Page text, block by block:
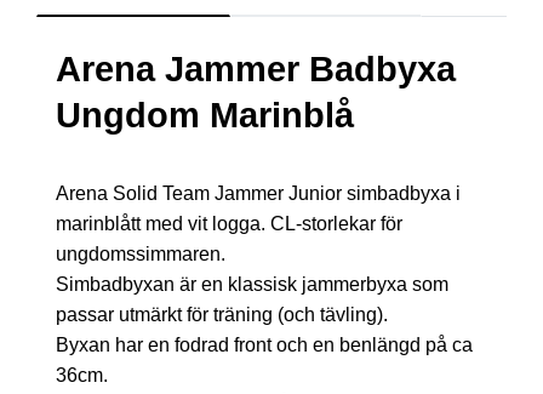
Arena Jammer Badbyxa
Ungdom Marinblå
Arena Solid Team Jammer Junior simbadbyxa i
marinblått med vit logga. CL-storlekar för
ungdomssimmaren.
Simbadbyxan är en klassisk jammerbyxa som
passar utmärkt för träning (och tävling).
Byxan har en fodrad front och en benlängd på ca
36cm.